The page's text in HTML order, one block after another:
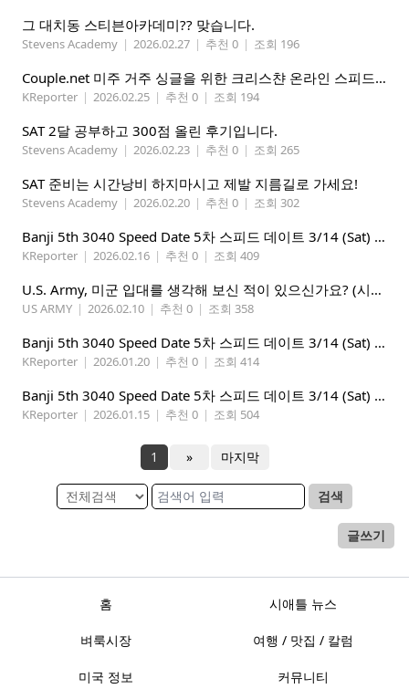
그 대치동 스티븐아카데미?? 맞습니다.
Stevens Academy | 2026.02.27 | 추천 0 | 조회 196
Couple.net 미주 거주 싱글을 위한 크리스챤 온라인 스피드데이트
KReporter | 2026.02.25 | 추천 0 | 조회 194
SAT 2달 공부하고 300점 올린 후기입니다.
Stevens Academy | 2026.02.23 | 추천 0 | 조회 265
SAT 준비는 시간낭비 하지마시고 제발 지름길로 가세요!
Stevens Academy | 2026.02.20 | 추천 0 | 조회 302
Banji 5th 3040 Speed Date 5차 스피드 데이트 3/14 (Sat) 5-8PM
KReporter | 2026.02.16 | 추천 0 | 조회 409
U.S. Army, 미군 입대를 생각해 보신 적이 있으신가요? (시애틀 미군 입대)
US ARMY | 2026.02.10 | 추천 0 | 조회 358
Banji 5th 3040 Speed Date 5차 스피드 데이트 3/14 (Sat) 5-8PM
KReporter | 2026.01.20 | 추천 0 | 조회 414
Banji 5th 3040 Speed Date 5차 스피드 데이트 3/14 (Sat) 5-8PM
KReporter | 2026.01.15 | 추천 0 | 조회 504
1 » 마지막
검색
글쓰기
홈 시애틀 뉴스
벼룩시장 여행 / 맛집 / 칼럼
미국 정보 커뮤니티